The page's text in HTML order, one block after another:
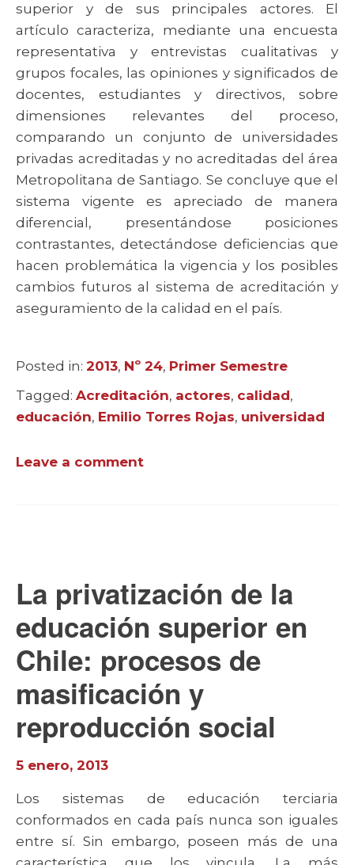
superior y de sus principales actores. El
artículo caracteriza, mediante una encuesta
representativa y entrevistas cualitativas y
grupos focales, las opiniones y significados de
docentes, estudiantes y directivos, sobre
dimensiones relevantes del proceso,
comparando un conjunto de universidades
privadas acreditadas y no acreditadas del área
Metropolitana de Santiago. Se concluye que el
sistema vigente es apreciado de manera
diferencial, presentándose posiciones
contrastantes, detectándose deficiencias que
hacen problemática la vigencia y los posibles
cambios futuros al sistema de acreditación y
aseguramiento de la calidad en el país.
Posted in: Categories
2013, Nº 24, Primer Semestre
Tagged: Tags
Acreditación, actores, calidad,
educación, Emilio Torres Rojas, universidad
Leave a comment
La privatización de la
educación superior en
Chile: procesos de
masificación y
reproducción social
5 enero, 2013
Los sistemas de educación terciaria
conformados en cada país nunca son iguales
entre sí. Sin embargo, poseen más de una